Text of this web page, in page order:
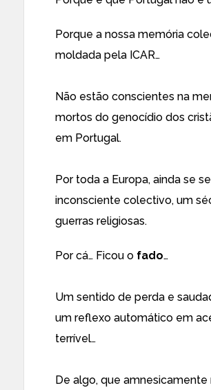
Porque a nossa memória
moldada pela ICAR…
Não estão conscientes na
mortos do genocídio dos
em Portugal.
Por toda a Europa, ainda se
inconsciente colectivo, um
guerras religiosas.
Por cá… Ficou o fado…
Um sentido de perda e
um reflexo automático em
terrível…
De algo, que amnesicamente